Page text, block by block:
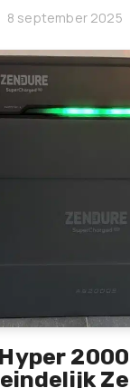
8 september 2025